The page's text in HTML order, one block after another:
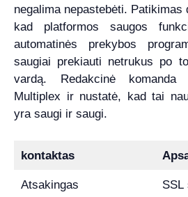
negalima nepastebėti. Patikimas
kad platformos saugos
automatinės prekybos
saugiai prekiauti netrukus po
vardą. Redakcinė komanda
Multiplex ir nustatė, kad tai
yra saugi ir saugi.
kontaktas
Atsakingas SSL